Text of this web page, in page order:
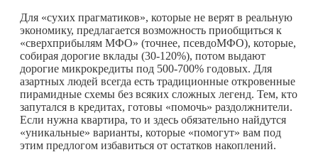
Для «сухих прагматиков», которые не верят в реальную
экономику, предлагается возможность приобщиться к
«сверхприбылям МФО» (точнее, псевдоМФО), которые,
собирая дорогие вклады (30-120%), потом выдают
дорогие микрокредиты под 500-700% годовых. Для
азартных людей всегда есть традиционные откровенные
пирамидные схемы без всяких сложных легенд. Тем, кто
запутался в кредитах, готовы «помочь» раздолжнители.
Если нужна квартира, то и здесь обязательно найдутся
«уникальные» варианты, которые «помогут» вам под
этим предлогом избавиться от остатков накоплений.